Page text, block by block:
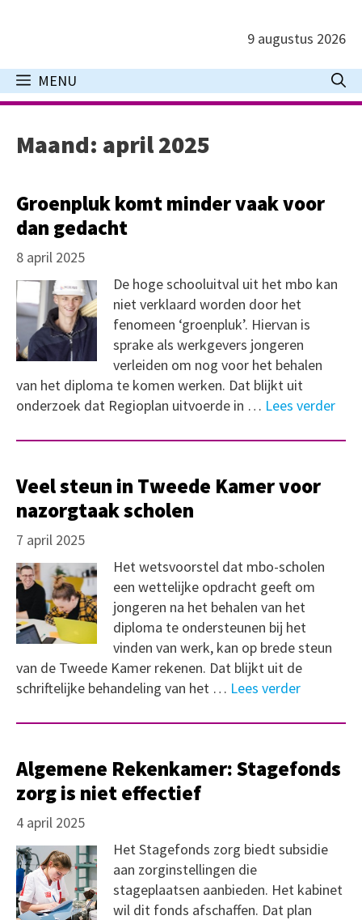
inhoud
9 augustus 2026
MENU
Maand: april 2025
Groenpluk komt minder vaak voor
dan gedacht
8 april 2025
De hoge schooluitval uit het mbo kan
niet verklaard worden door het
fenomeen ‘groenpluk’. Hiervan is
sprake als werkgevers jongeren
verleiden om nog voor het behalen
van het diploma te komen werken. Dat blijkt uit
onderzoek dat Regioplan uitvoerde in … Lees verder
Veel steun in Tweede Kamer voor
nazorgtaak scholen
7 april 2025
Het wetsvoorstel dat mbo-scholen
een wettelijke opdracht geeft om
jongeren na het behalen van het
diploma te ondersteunen bij het
vinden van werk, kan op brede steun
van de Tweede Kamer rekenen. Dat blijkt uit de
schriftelijke behandeling van het … Lees verder
Algemene Rekenkamer: Stagefonds
zorg is niet effectief
4 april 2025
Het Stagefonds zorg biedt subsidie
aan zorginstellingen die
stageplaatsen aanbieden. Het kabinet
wil dit fonds afschaffen. Dat plan